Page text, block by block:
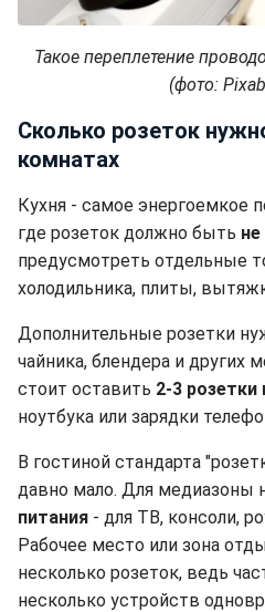
Такое переплетение
(фото:
Сколько розеток
комнатах
Кухня - самое энергоемкое
где розеток должно быть
предусмотреть отдельные
холодильника, плиты,
Дополнительные розетки
чайника, блендера и других
стоит оставить 2-3 розетки
ноутбука или зарядки
В гостиной стандарта
давно мало. Для медиазоны
питания - для ТВ, консоли,
Рабочее место или зона
несколько розеток, ведь
несколько устройств